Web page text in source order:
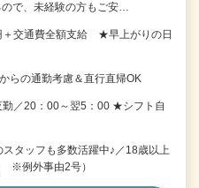
で、未経験の方もご安…
＋交通費全額支給 ★早上がりの日
の通勤考慮＆直行直帰OK
勤／20：00～翌5：00 ★シフト自
タッフも多数活躍中♪／18歳以上
※例外事由2号）